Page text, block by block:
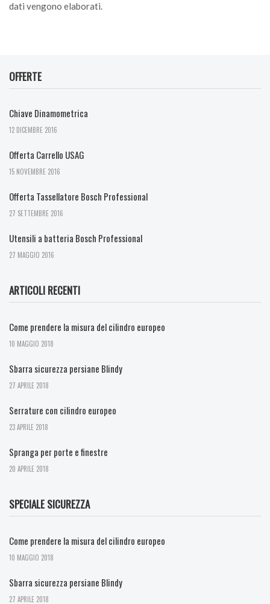
dati vengono elaborati.
OFFERTE
Chiave Dinamometrica
12 DICEMBRE 2016
Offerta Carrello USAG
15 NOVEMBRE 2016
Offerta Tassellatore Bosch Professional
27 SETTEMBRE 2016
Utensili a batteria Bosch Professional
27 MAGGIO 2016
ARTICOLI RECENTI
Come prendere la misura del cilindro europeo
10 MAGGIO 2018
Sbarra sicurezza persiane Blindy
27 APRILE 2018
Serrature con cilindro europeo
23 APRILE 2018
Spranga per porte e finestre
20 APRILE 2018
SPECIALE SICUREZZA
Come prendere la misura del cilindro europeo
10 MAGGIO 2018
Sbarra sicurezza persiane Blindy
27 APRILE 2018